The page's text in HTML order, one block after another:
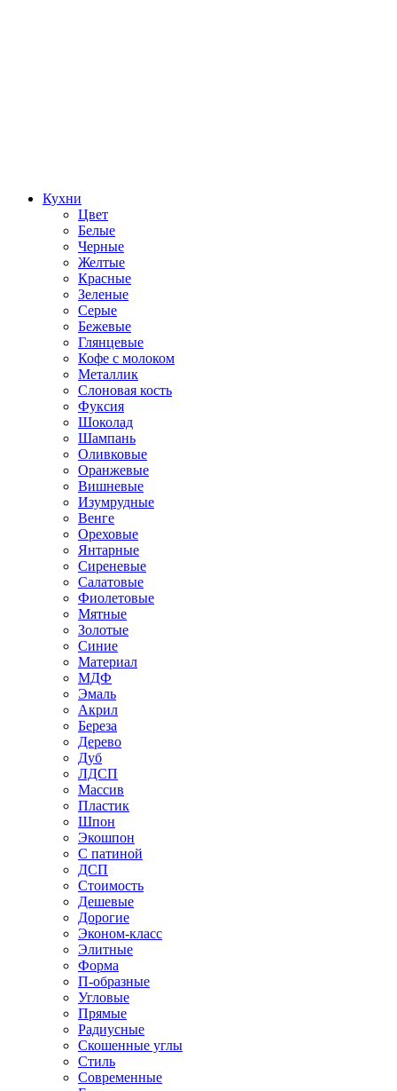
Кухни
Цвет
Белые
Черные
Желтые
Красные
Зеленые
Серые
Бежевые
Глянцевые
Кофе с молоком
Металлик
Слоновая кость
Фуксия
Шоколад
Шампань
Оливковые
Оранжевые
Вишневые
Изумрудные
Венге
Ореховые
Янтарные
Сиреневые
Салатовые
Фиолетовые
Мятные
Золотые
Синие
Материал
МДФ
Эмаль
Акрил
Береза
Дерево
Дуб
ЛДСП
Массив
Пластик
Шпон
Экошпон
С патиной
ДСП
Стоимость
Дешевые
Дорогие
Эконом-класс
Элитные
Форма
П-образные
Угловые
Прямые
Радиусные
Скошенные углы
Стиль
Современные